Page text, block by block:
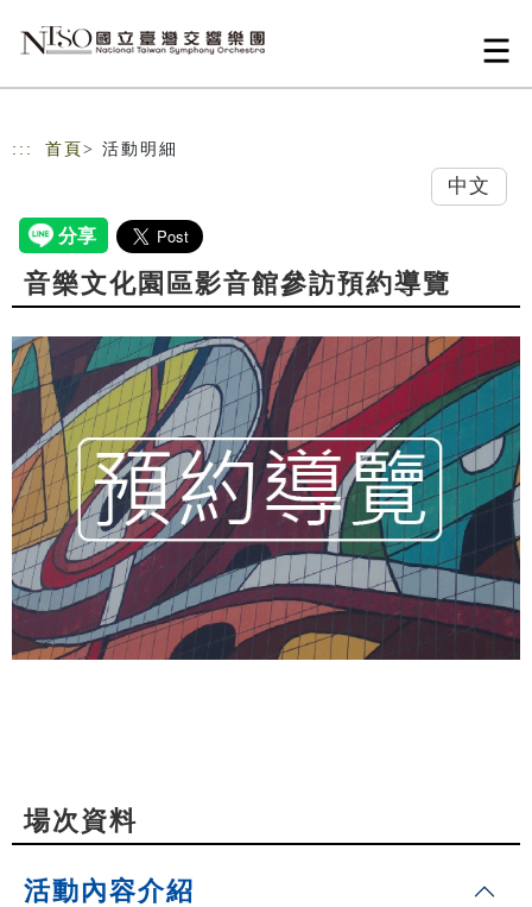
::: 首頁 > 活動明細
中文
音樂文化園區影音館參訪預約導覽
場次資料
活動內容介紹